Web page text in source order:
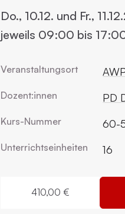
Do., 10.12. und Fr.,
jeweils 09:00 bis
Veranstaltungsort
Dozent:innen PD
Kurs-Nummer 60-
Unterrichts­einheiten 16
410,00 €